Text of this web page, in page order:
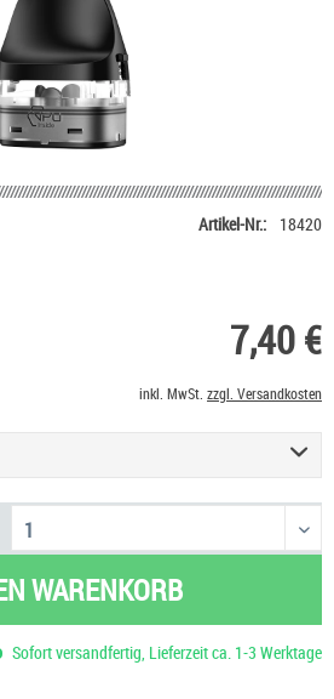
Artikel-Nr.: 18420
7,40 €
inkl. MwSt. zzgl. Versandkosten
E-Zigarette
34,90 €
11,90 €
WARENKORB
Sofort versandfertig, Lieferzeit ca. 1-3 Werktage